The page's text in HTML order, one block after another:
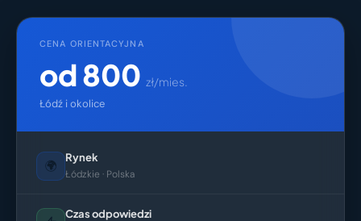
CENA ORIENTACYJNA
od 800 zł/mies.
Łódź i okolice
🌍
Rynek
Łódzkie · Polska
Czas odpowiedzi